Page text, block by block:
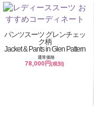
パンツスーツ グレンチェッ
ク柄
Jacket & Pants in Glen Pattern
通常価格
78,000円(税別)